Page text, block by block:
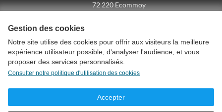
72 220 Ecommoy
Conditions générales de vente
Gestion des cookies
Notre site utilise des cookies pour offrir aux visiteurs la meilleure
expérience utilisateur possible, d'analyser l'audience, et vous
proposer des services personnalisés.
Consulter notre politique d'utilisation des cookies
Accepter